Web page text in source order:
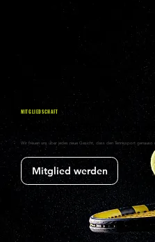
MITGLIEDSCHAFT
Vielleicht ist Tennis auch
Wir freuen uns über jedes neue Gesicht, dass den Tennissport
Mitglied werden